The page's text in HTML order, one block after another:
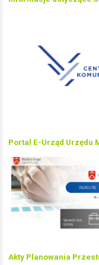
Portal E-Urząd Urzędu
Akty Planowania